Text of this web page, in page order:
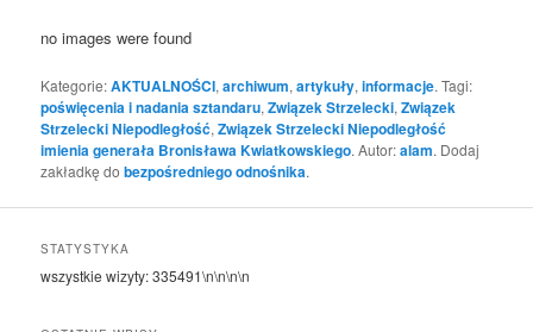
no images were found
Kategorie:AKTUALNOŚCI,archiwum,artykuły,informacje. Tagi:
poświęcenia i nadania sztandaru,Związek Strzelecki,Związek
Strzelecki Niepodległość,Związek Strzelecki Niepodległość
imienia generała Bronisława Kwiatkowskiego. Autor:alam. Dodaj
zakładkę dobezpośredniego odnośnika.
STATYSTYKA
wszystkie wizyty:335491\n\n\n\n